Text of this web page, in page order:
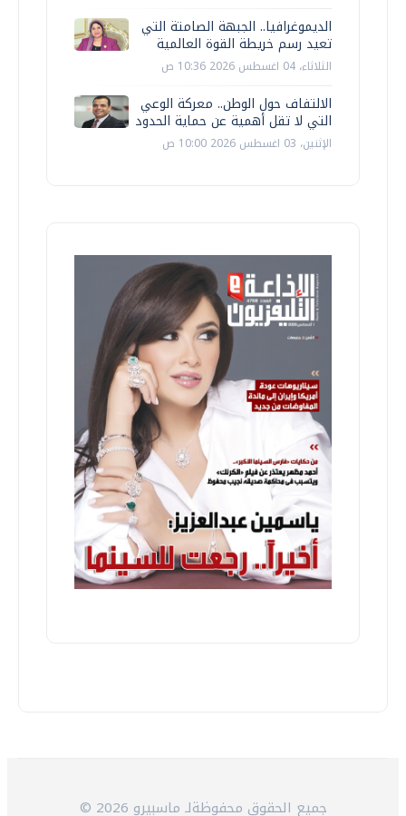
الديموغرافيا.. الجبهة الصامتة التي
تعيد رسم خريطة القوة العالمية
الثلاثاء، 04 اغسطس 2026 10:36 ص
الالتفاف حول الوطن.. معركة الوعي
التي لا تقل أهمية عن حماية الحدود
الإثنين، 03 اغسطس 2026 10:00 ص
© 2026 جميع الحقوق محفوظةلـ ماسبيرو